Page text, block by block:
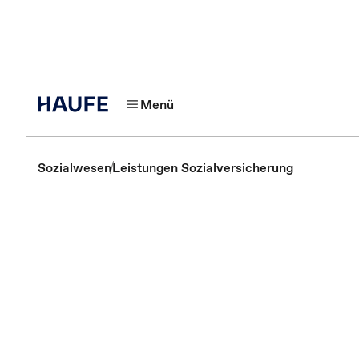
Menü
SozialwesenLeistungen Sozialversicherung